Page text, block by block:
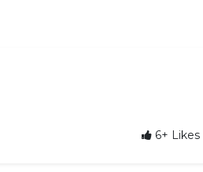
6+ Likes